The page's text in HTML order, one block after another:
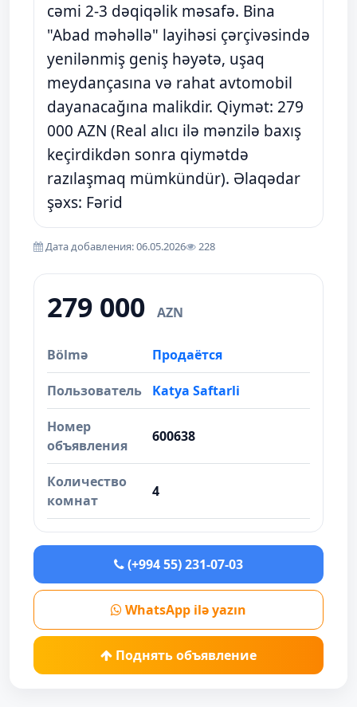
cəmi 2-3 dəqiqəlik məsafə. Bina
"Abad məhəllə" layihəsi çərçivəsində
yenilənmiş geniş həyətə, uşaq
meydançasına və rahat avtomobil
dayanacağına malikdir. Qiymət: 279
000 AZN (Real alıcı ilə mənzilə baxış
keçirdikdən sonra qiymətdə
razılaşmaq mümkündür). Əlaqədar
şəxs: Fərid
Дата добавления: 06.05.2026 228
279 000 AZN
Bölmə Продаётся
Пользователь Katya Saftarli
Номер
объявления
600638
Количество
комнат
4
(+994 55) 231-07-03
WhatsApp ilə yazın
Поднять объявление